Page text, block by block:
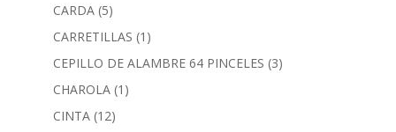
CARDA (5)
CARRETILLAS (1)
CEPILLO DE ALAMBRE 64 PINCELES (3)
CHAROLA (1)
CINTA (12)